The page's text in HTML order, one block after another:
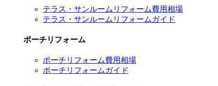
テラス・サンルームリフォーム費用相場
テラス・サンルームリフォームガイド
ポーチリフォーム
ポーチリフォーム費用相場
ポーチリフォームガイド